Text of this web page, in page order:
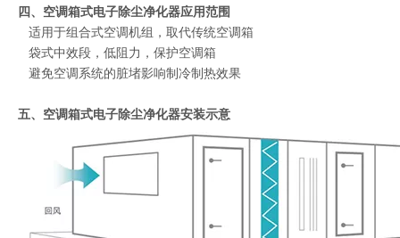
四、 空调箱式电子除尘净化器应用范围
适用于组合式空调机组，取代传统空调箱
袋式中效段，低阻力，保护空调箱
避免空调系统的脏堵影响制冷制热效果
五、空调箱式电子除尘净化器安装示意